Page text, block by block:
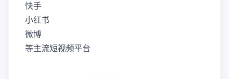
快手
小红书
微博
等主流短视频平台